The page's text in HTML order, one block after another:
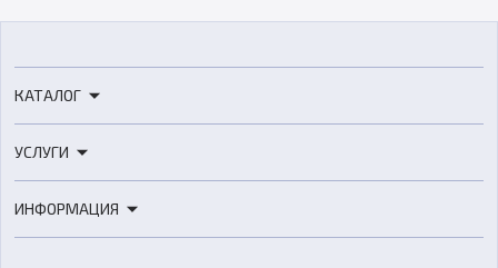
КАТАЛОГ
3D-сканеры
Расходные материалы
УСЛУГИ
3D-моделирование
ИНФОРМАЦИЯ